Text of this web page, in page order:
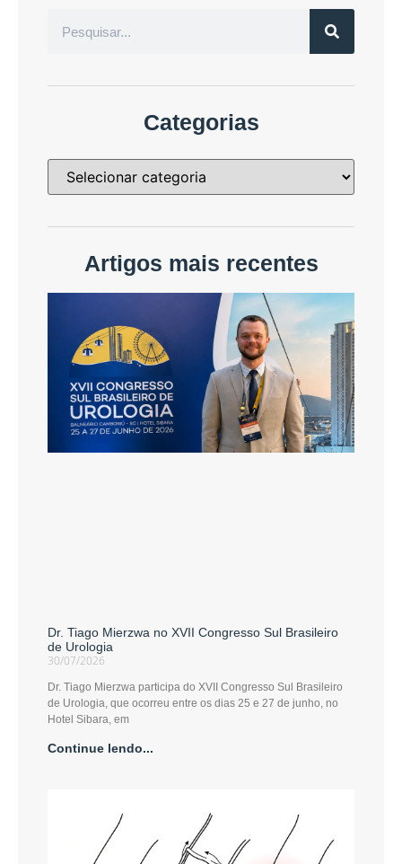
Categorias
Artigos mais recentes
Dr. Tiago Mierzwa no XVII Congresso Sul Brasileiro
de Urologia
30/07/2026
Dr. Tiago Mierzwa participa do XVII Congresso Sul Brasileiro
de Urologia, que ocorreu entre os dias 25 e 27 de junho, no
Hotel Sibara, em
Continue lendo...